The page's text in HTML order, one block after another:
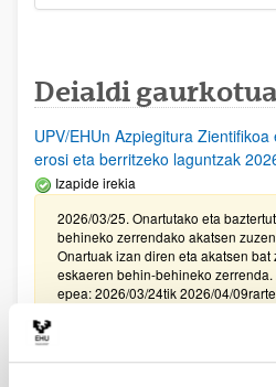
Deialdi
UPV/EHUn Azpiegitura
erosi eta berritzeko laguntzak
Izapide irekia
2026/03/25. Onartutako eta
behineko zerrendako akatsen
Onartuak izan diren eta akatsen
eskaeren behin-behineko
epea: 2026/03/24tik 2026/04/
Zientzia, Teknologia eta
sustatzeko laguntzen deialdia